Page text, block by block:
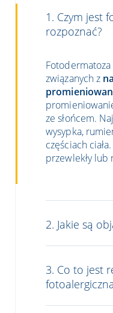
1. Czym jest
rozpoznać?
związanych z
ze słońcem.
wysypka,
częściach
przewlekły lub
2. Jakie są
3. Co to jest